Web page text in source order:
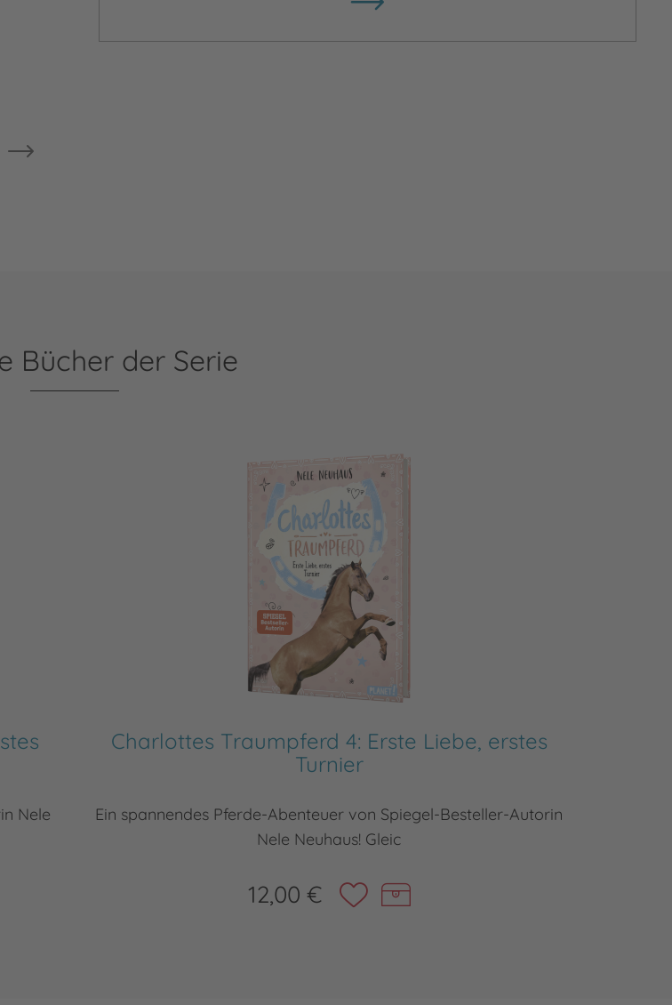
Bücher der Serie
Nele
Charlottes Traumpferd 4: Erste Liebe, erstes
Turnier
Ein spannendes Pferde-Abenteuer von Spiegel-Besteller-Autorin
Nele Neuhaus! Gleic
12,00 €